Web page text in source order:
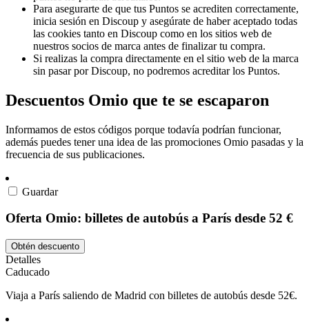
Para asegurarte de que tus Puntos se acrediten correctamente,
inicia sesión en Discoup y asegúrate de haber aceptado todas
las cookies tanto en Discoup como en los sitios web de
nuestros socios de marca antes de finalizar tu compra.
Si realizas la compra directamente en el sitio web de la marca
sin pasar por Discoup, no podremos acreditar los Puntos.
Descuentos Omio que te se escaparon
Informamos de estos códigos porque todavía podrían funcionar,
además puedes tener una idea de las promociones Omio pasadas y la
frecuencia de sus publicaciones.
Guardar
Oferta Omio: billetes de autobús a París desde 52 €
Obtén descuento
Detalles
Caducado
Viaja a París saliendo de Madrid con billetes de autobús desde 52€.